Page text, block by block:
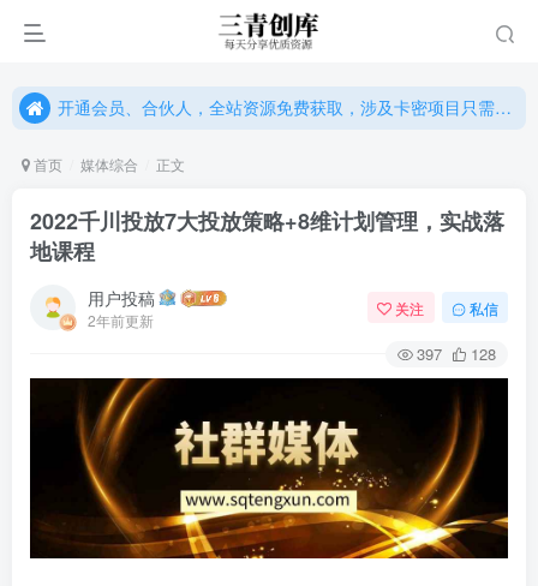
开通会员、合伙人，全站资源免费获取，涉及卡密项目只需单独购卡密（位置：网站右下悬浮按钮）
开通会员、合伙人，全站资源免费获取，涉及卡密项目只需单独购卡密（位置：网站右下悬浮按钮）
首页 媒体综合 正文
2022千川投放7大投放策略+8维计划管理，实战落
地课程
用户投稿
2年前更新
关注 私信
397 128